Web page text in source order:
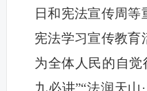
日和宪法宣传周
宪法学习宣传教育
为全体人民的自觉